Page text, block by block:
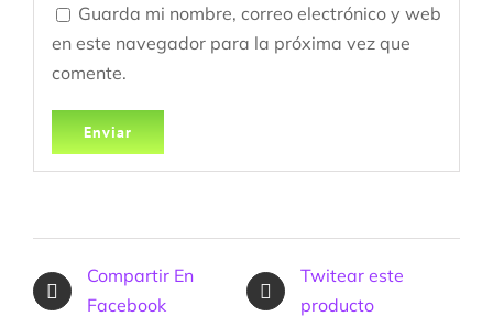
Guarda mi nombre, correo electrónico y web
en este navegador para la próxima vez que
comente.
Compartir En
Facebook
Twitear este
producto